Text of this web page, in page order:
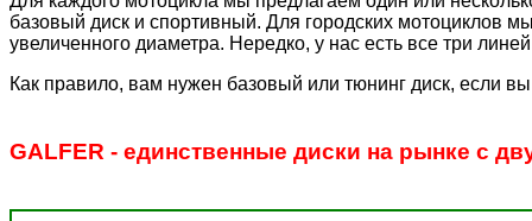
базовый диск и спортивный. Для городских мотоциклов
увеличенного диаметра. Нередко, у нас есть все три
Как правило, вам нужен базовый или тюнинг диск, если
GALFER - единственные диски на рынке с